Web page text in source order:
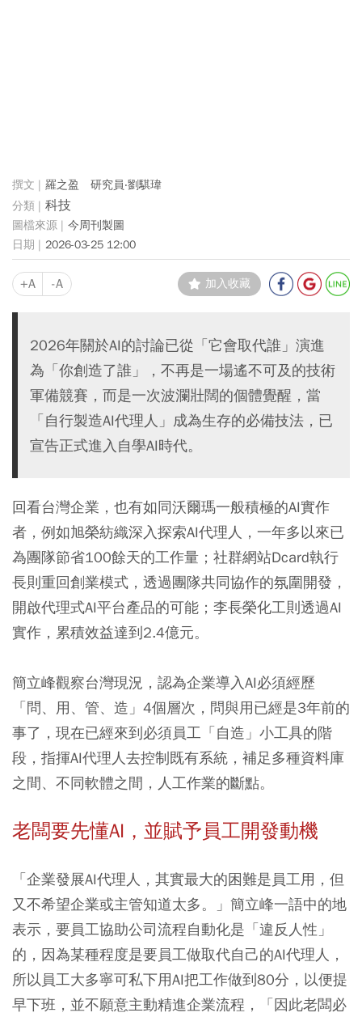
羅之盈 研究員‧劉騏瑋
科技
今周刊製圖
2026-03-25 12:00
+A -A 加入收藏
2026年關於AI的討論已從「它會取代誰」演進
為「你創造了誰」，不再是一場遙不可及的技術
軍備競賽，而是一次波瀾壯闊的個體覺醒，當
「自行製造AI代理人」成為生存的必備技法，已
宣告正式進入自學AI時代。
回看台灣企業，也有如同沃爾瑪一般積極的AI實作
者，例如旭榮紡織深入探索AI代理人，一年多以來已
為團隊節省100餘天的工作量；社群網站Dcard執行
長則重回創業模式，透過團隊共同協作的氛圍開發，
開啟代理式AI平台產品的可能；李長榮化工則透過AI
實作，累積效益達到2.4億元。
簡立峰觀察台灣現況，認為企業導入AI必須經歷
「問、用、管、造」4個層次，問與用已經是3年前的
事了，現在已經來到必須員工「自造」小工具的階
段，指揮AI代理人去控制既有系統，補足多種資料庫
之間、不同軟體之間，人工作業的斷點。
老闆要先懂AI，並賦予員工開發動機
「企業發展AI代理人，其實最大的困難是員工用，但
又不希望企業或主管知道太多。」簡立峰一語中的地
表示，要員工協助公司流程自動化是「違反人性」
的，因為某種程度是要員工做取代自己的AI代理人，
所以員工大多寧可私下用AI把工作做到80分，以便提
早下班，並不願意主動精進企業流程，「因此老闆必